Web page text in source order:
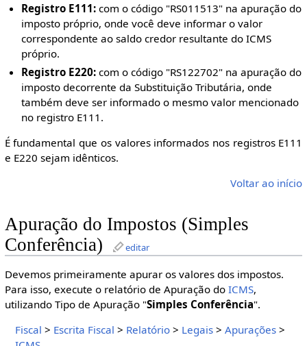
Registro E111: com o código "RS011513" na apuração do
imposto próprio, onde você deve informar o valor
correspondente ao saldo credor resultante do ICMS
próprio.
Registro E220: com o código "RS122702" na apuração do
imposto decorrente da Substituição Tributária, onde
também deve ser informado o mesmo valor mencionado
no registro E111.
É fundamental que os valores informados nos registros E111
e E220 sejam idênticos.
Voltar ao início
Apuração do Impostos (Simples
Conferência)
editar
Devemos primeiramente apurar os valores dos impostos.
Para isso, execute o relatório de Apuração do ICMS,
utilizando Tipo de Apuração "Simples Conferência".
Fiscal > Escrita Fiscal > Relatório > Legais >Apurações >